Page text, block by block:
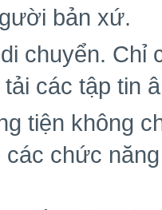
bản xứ.
chuyển.
các tập tin
tiện không
các chức